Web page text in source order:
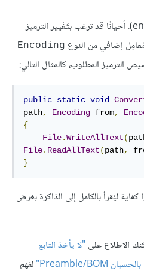
تُخزَّن النصوص مرمَّزة (enocoded). أحيانًا قد ترغب بتَغْيير الترميز
إضافي من النوع Encoding
الترميز المطلوب، كالمثال التالي:
public static void
path, Encoding from,
{
File.WriteAllText(
File. ReadAllText(path,
}
ليُقرأ بالكامل إلى الذاكرة بغرض
"لا يأخذ التابع
لفهم